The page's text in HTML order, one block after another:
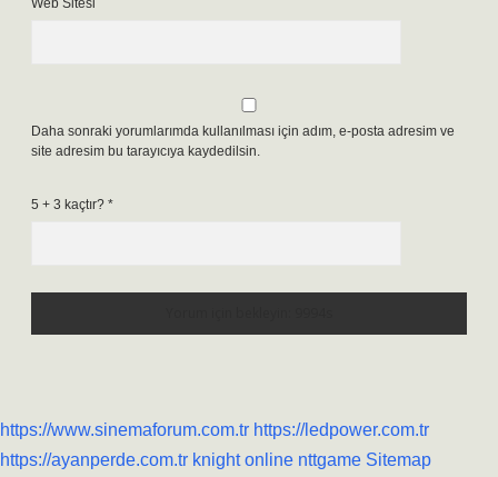
Web Sitesi
Daha sonraki yorumlarımda kullanılması için adım, e-posta adresim ve
site adresim bu tarayıcıya kaydedilsin.
5 + 3 kaçtır? *
https://www.sinemaforum.com.tr https://ledpower.com.tr
https://ayanperde.com.tr knight online nttgame Sitemap